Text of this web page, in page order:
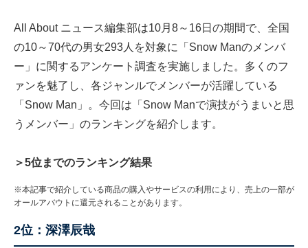
All About ニュース編集部は10月8～16日の期間で、全国
の10～70代の男女293人を対象に「Snow Manのメンバ
ー」に関するアンケート調査を実施しました。多くのフ
ァンを魅了し、各ジャンルでメンバーが活躍している
「Snow Man」。今回は「Snow Manで演技がうまいと思
うメンバー」のランキングを紹介します。
＞5位までのランキング結果
※本記事で紹介している商品の購入やサービスの利用により、売上の一部が
オールアバウトに還元されることがあります。
2位：深澤辰哉